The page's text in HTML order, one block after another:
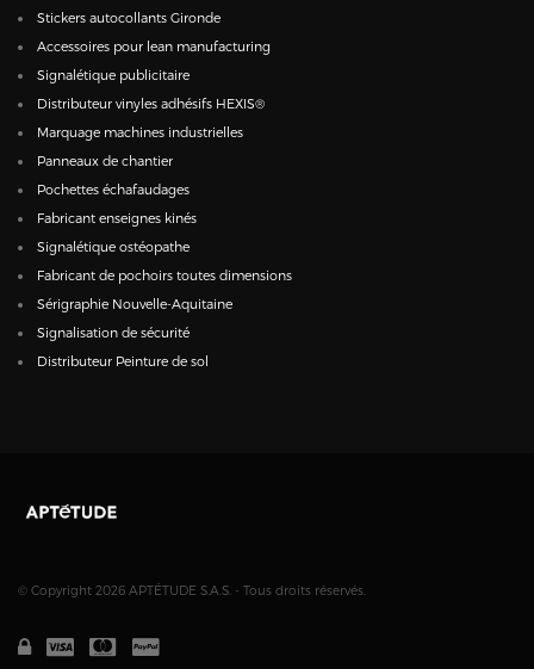
Stickers autocollants Gironde
Accessoires pour lean manufacturing
Signalétique publicitaire
Distributeur vinyles adhésifs HEXIS®
Marquage machines industrielles
Panneaux de chantier
Pochettes échafaudages
Fabricant enseignes kinés
Signalétique ostéopathe
Fabricant de pochoirs toutes dimensions
Sérigraphie Nouvelle-Aquitaine
Signalisation de sécurité
Distributeur Peinture de sol
© Copyright 2026 APTÉTUDE S.A.S. - Tous droits réservés.